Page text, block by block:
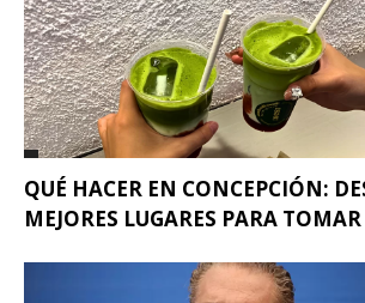
QUÉ HACER EN CONCEPCIÓN:
MEJORES LUGARES PARA